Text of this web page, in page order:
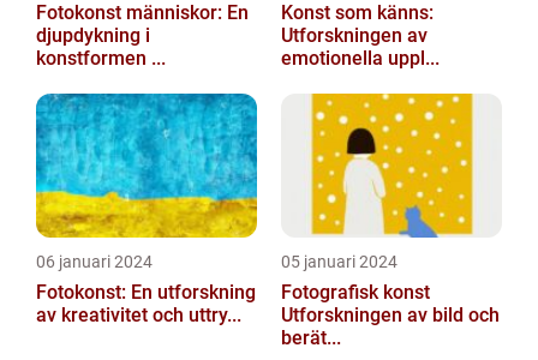
Fotokonst människor: En
djupdykning i
konstformen ...
Konst som känns:
Utforskningen av
emotionella uppl...
06 januari 2024
Fotokonst: En utforskning
av kreativitet och uttry...
05 januari 2024
Fotografisk konst
Utforskningen av bild och
berät...